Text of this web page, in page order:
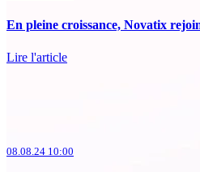
En pleine croissance, Novatix
Lire l'article
08.08.24 10:00